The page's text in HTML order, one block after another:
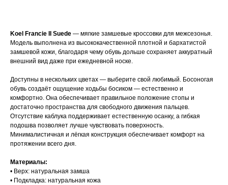
Koel Francie II Suede — мягкие замшевые кроссовки для межсезонья.
Модель выполнена из высококачественной плотной и бархатистой
замшевой кожи, благодаря чему обувь дольше сохраняет аккуратный
внешний вид даже при ежедневной носке.
Доступны в нескольких цветах — выберите свой любимый. Босоногая
обувь создаёт ощущение ходьбы босиком — естественно и
комфортно. Она обеспечивает правильное положение стопы и
достаточно пространства для свободного движения пальцев.
Отсутствие каблука поддерживает естественную осанку, а гибкая
подошва позволяет лучше чувствовать поверхность.
Минималистичная и лёгкая конструкция обеспечивает комфорт на
протяжении всего дня.
Материалы:
• Верх: натуральная замша
• Подкладка: натуральная кожа